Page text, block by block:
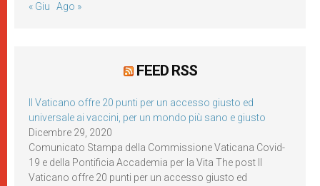
« Giu Ago »
FEED RSS
Il Vaticano offre 20 punti per un accesso giusto ed
universale ai vaccini, per un mondo più sano e giusto
Dicembre 29, 2020
Comunicato Stampa della Commissione Vaticana Covid-
19 e della Pontificia Accademia per la Vita The post Il
Vaticano offre 20 punti per un accesso giusto ed